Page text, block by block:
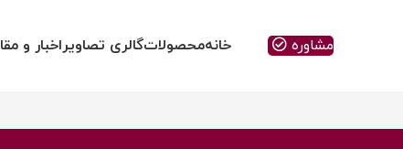
مشاوره خانهمحصولاتگالری تصاویراخبار و